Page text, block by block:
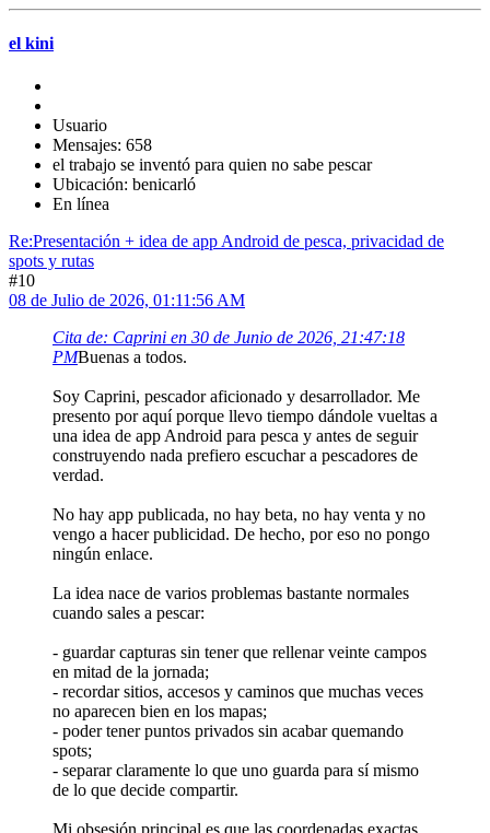
el kini
Usuario
Mensajes: 658
el trabajo se inventó para quien no sabe pescar
Ubicación: benicarló
En línea
Re:Presentación + idea de app Android de pesca, privacidad de
spots y rutas
#10
08 de Julio de 2026, 01:11:56 AM
Cita de: Caprini en 30 de Junio de 2026, 21:47:18
PMBuenas a todos.
Soy Caprini, pescador aficionado y desarrollador. Me
presento por aquí porque llevo tiempo dándole vueltas a
una idea de app Android para pesca y antes de seguir
construyendo nada prefiero escuchar a pescadores de
verdad.
No hay app publicada, no hay beta, no hay venta y no
vengo a hacer publicidad. De hecho, por eso no pongo
ningún enlace.
La idea nace de varios problemas bastante normales
cuando sales a pescar:
- guardar capturas sin tener que rellenar veinte campos
en mitad de la jornada;
- recordar sitios, accesos y caminos que muchas veces
no aparecen bien en los mapas;
- poder tener puntos privados sin acabar quemando
spots;
- separar claramente lo que uno guarda para sí mismo
de lo que decide compartir.
Mi obsesión principal es que las coordenadas exactas